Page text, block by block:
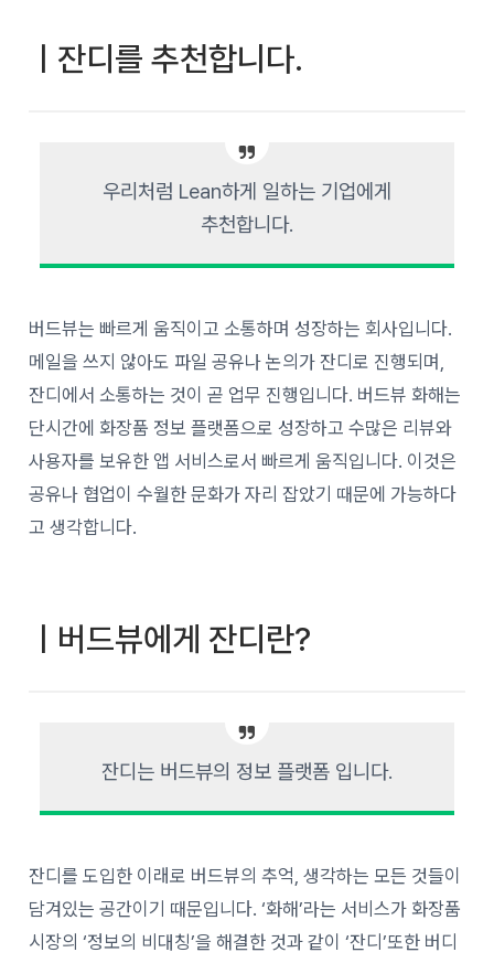
ㅣ잔디를 추천합니다.
우리처럼 Lean하게 일하는 기업에게
추천합니다.
버드뷰는 빠르게 움직이고 소통하며 성장하는 회사입니다.
메일을 쓰지 않아도 파일 공유나 논의가 잔디로 진행되며,
잔디에서 소통하는 것이 곧 업무 진행입니다. 버드뷰 화해는
단시간에 화장품 정보 플랫폼으로 성장하고 수많은 리뷰와
사용자를 보유한 앱 서비스로서 빠르게 움직입니다. 이것은
공유나 협업이 수월한 문화가 자리 잡았기 때문에 가능하다
고 생각합니다.
ㅣ버드뷰에게 잔디란?
잔디는 버드뷰의 정보 플랫폼 입니다.
잔디를 도입한 이래로 버드뷰의 추억, 생각하는 모든 것들이
담겨있는 공간이기 때문입니다. ‘화해’라는 서비스가 화장품
시장의 ‘정보의 비대칭’을 해결한 것과 같이 ‘잔디’또한 버디